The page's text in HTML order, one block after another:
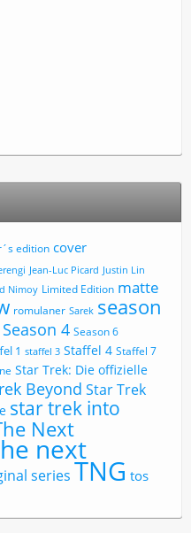
edition cover
Jean-Luc Picard Justin Lin
Nimoy Limited Edition matte
romulaner Sarek season
Season 4 Season 6
1 staffel 3 Staffel 4 Staffel 7
Star Trek: Die offizielle
Beyond Star Trek
star trek into
Next
next
series TNG tos